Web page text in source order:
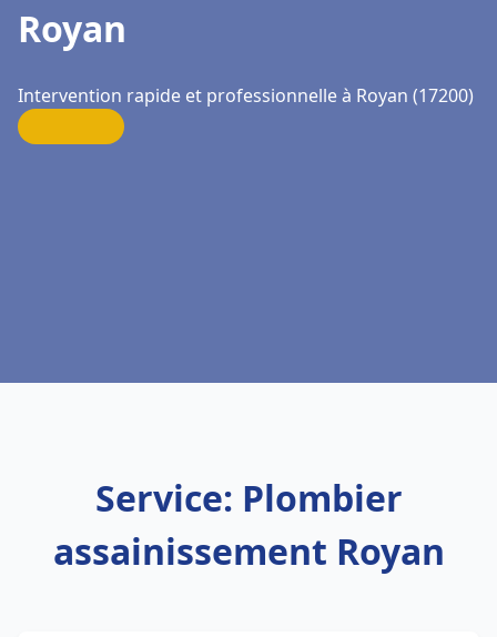
Royan
Intervention rapide et professionnelle à Royan (17200)
Service: Plombier
assainissement Royan